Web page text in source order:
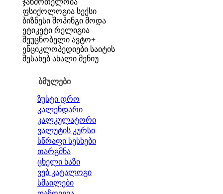
ჯანმრთელობა
ფსიქოლოგია სექსი
ბიზნესი შოპინგი მოდა
ეტიკეტი რელიგია
შეუცნობელი ავტო+
ენციკლოპედიები საიტის
შესახებ ახალი მენიუ
ბმულები
ზუსტი დრო
კალენდარი
კალკულატორი
ვალუტის კურსი
სწრაფი სესხები
თარგმნა
ცხელი ხაზი
ვებ კატალოგი
სმაილები